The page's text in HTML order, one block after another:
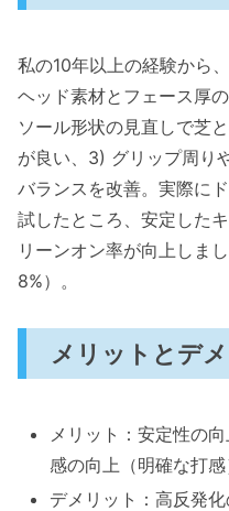
私の10年以上の経験から
ヘッド素材とフェース厚
ソール形状の見直しで芝
が良い、3) グリップ周り
バランスを改善。実際に
試したところ、安定した
リーンオン率が向上しま
8%）。
メリットとデ
メリット：安定性の
感の向上（明確な打感
デメリット：高反発